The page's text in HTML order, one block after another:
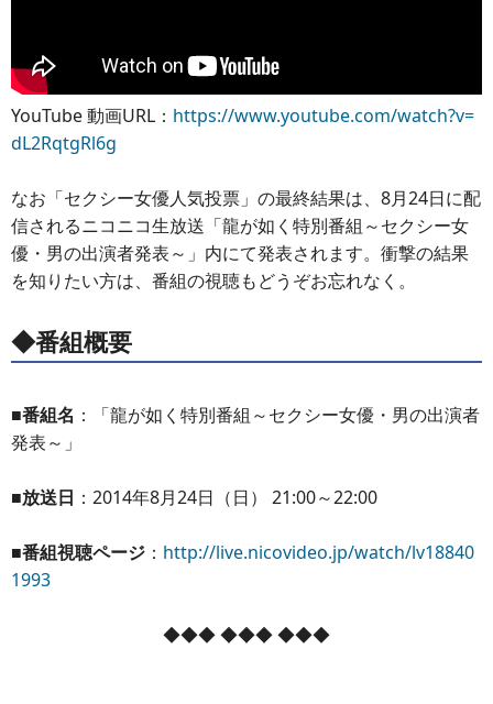
YouTube 動画URL： https://www.youtube.com/watch?v=
dL2RqtgRl6g
なお「セクシー女優人気投票」の最終結果は、8月24日に配
信されるニコニコ生放送「龍が如く特別番組～セクシー女
優・男の出演者発表～」内にて発表されます。衝撃の結果
を知りたい方は、番組の視聴もどうぞお忘れなく。
◆番組概要
■番組名 ：「龍が如く特別番組～セクシー女優・男の出演者
発表～」
■放送日 ：2014年8月24日（日） 21:00～22:00
■番組視聴ページ ： http://live.nicovideo.jp/watch/lv18840
1993
◆◆◆ ◆◆◆ ◆◆◆